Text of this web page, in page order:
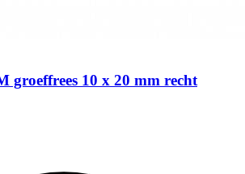
groeffrees 10 x 20 mm recht